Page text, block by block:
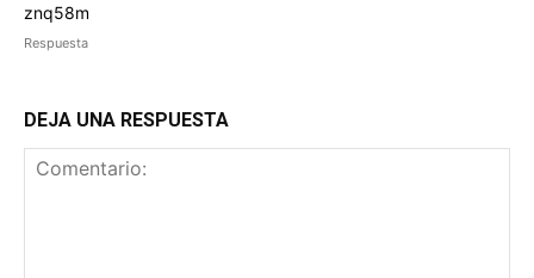
znq58m
Respuesta
DEJA UNA RESPUESTA